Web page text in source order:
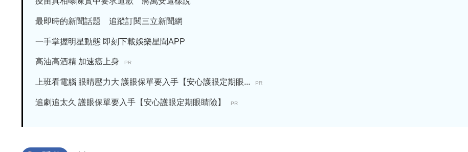
最即時的新聞話題 追蹤訂閱三立新聞網
一手掌握明星動態 即刻下載娛樂星聞APP
高油高酒精 加速癌上身 PR
上班看電腦 眼睛壓力大 護眼保單要入手【安心護眼定期眼... PR
追劇追太久 護眼保單要入手【安心護眼定期眼睛險】 PR